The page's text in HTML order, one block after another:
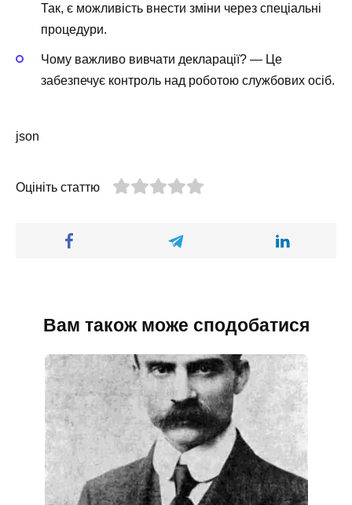
Так, є можливість внести зміни через спеціальні
процедури.
Чому важливо вивчати декларації? — Це
забезпечує контроль над роботою службових осіб.
json
Оцініть статтю
Вам також може сподобатися